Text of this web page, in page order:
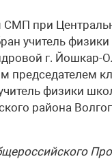
СМП при
учитель
г. Йошкар-
председателем
физики
района